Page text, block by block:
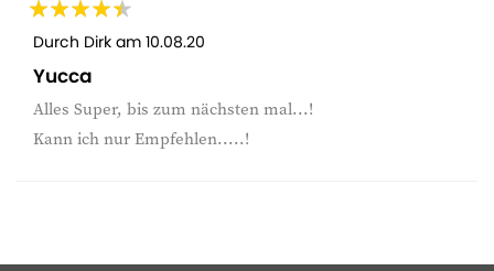
Durch Dirk am 10.08.20
Yucca
Alles Super, bis zum nächsten mal...!
Kann ich nur Empfehlen.....!